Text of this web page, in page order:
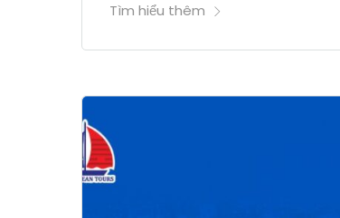
Tìm hiểu thêm